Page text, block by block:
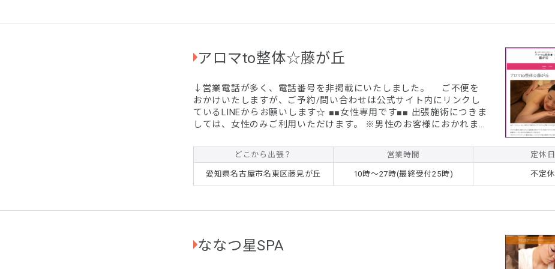
アロマto整体☆藤が丘
↓営業電話が多く、電話番号を非掲載にいたしました。 ご不便を
おかけいたしますが、ご予約/問い合わせは公式サイト内にリンクし
ているLINEからお願いします☆ ■■女性専用です■■ 出張施術につきま
しては、女性のみご利用いただけます。 ※男性のお客様におかれま
アロマリンパマッサージ 通常価格￥12,300 ⇒ ¥9,800+交通費
(初回)たっぷり150分☆アロマリンパマッサージ 通常価格
￥15,300 ⇒ ¥12,800円+交通費 ※もみほぐし・整体も同価格で
ご...
どこから出張？ 営業時間 定休日
愛知県名古屋市名東区藤見が丘 10時～27時(最終受付25時) 不定休
ななつ星SPA